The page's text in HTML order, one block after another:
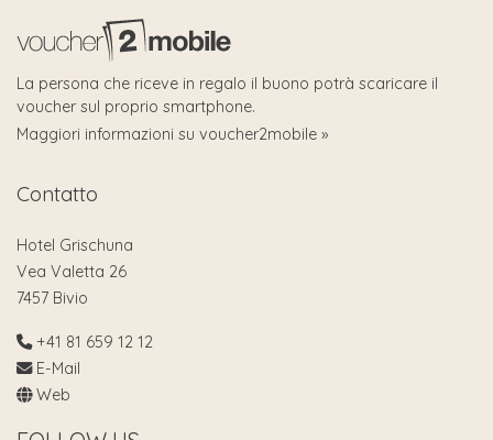
La persona che riceve in regalo il buono potrà scaricare il
voucher sul proprio smartphone.
Maggiori informazioni su voucher2mobile »
Contatto
Hotel Grischuna
Vea Valetta 26
7457 Bivio
+41 81 659 12 12
E-Mail
Web